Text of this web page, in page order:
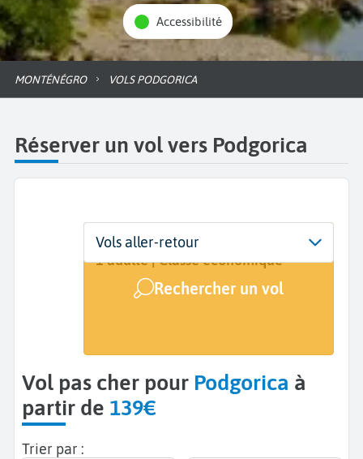
Accessibilité
MONTÉNÉGRO VOLS PODGORICA
Réserver un vol vers Podgorica
Départ
De...
Dates
Dates de votre voyage
Voyageurs | Classe
1 adulte | Classe économique
Rechercher un vol
Vols aller-retour
Vol pas cher pour Podgorica à
partir de 139€
Trier par :